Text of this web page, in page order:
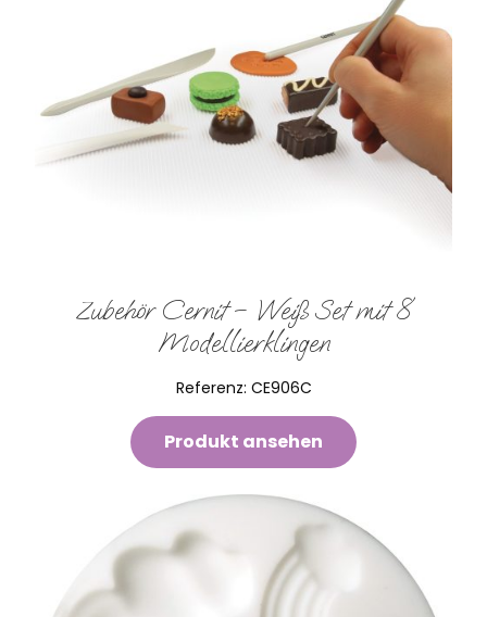
Zubehör Cernit – Weiß Set mit 8
Modellierklingen
Referenz: CE906C
Produkt ansehen